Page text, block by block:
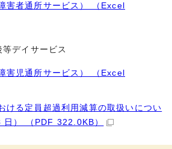
害者通所サービス） （Excel
デイサービス
害児通所サービス） （Excel
ける定員超過利用減算の取扱いについ
） （PDF 322.0KB）